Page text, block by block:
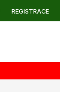
REGISTRACE